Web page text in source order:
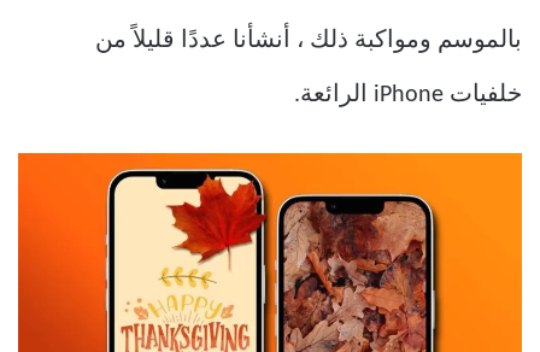
بالموسم ومواكبة ذلك ، أنشأنا عددًا قليلاً من
خلفيات iPhone الرائعة.